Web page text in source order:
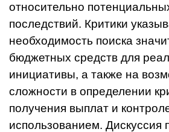
относительно
последствий. Критики
необходимость поиска
бюджетных средств для
инициативы, а также на
сложности в определении
получения выплат и
использованием. Дискуссия